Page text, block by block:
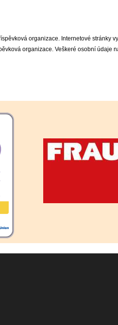
organizace. Internetové stránky
organizace. Veškeré osobní údaje